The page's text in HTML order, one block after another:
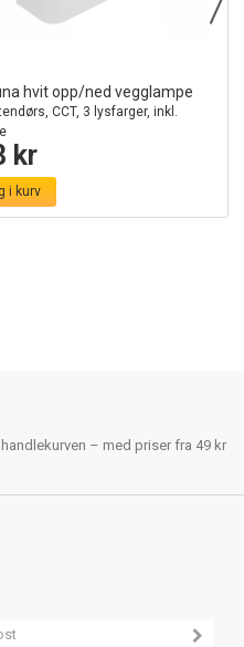
hvit opp/ned vegglampe
CCT, 3 lysfarger, inkl.
kr
i kurv
– med priser fra 49 kr